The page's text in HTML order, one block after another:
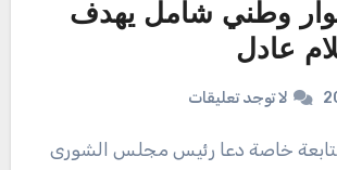
وطني شامل يهدف
عادل
لا توجد تعليقات